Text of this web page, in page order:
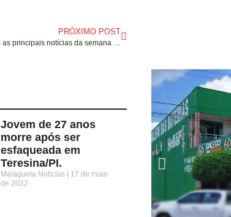
PRÓXIMO POST
Confira o GIRO DE NOTÍCIAS, com as principais notícias da semana no Estado do Maranhão.
Jovem de 27 anos
morre após ser
esfaqueada em
Teresina/PI.
Malagueta Notícias
17 de maio
de 2022